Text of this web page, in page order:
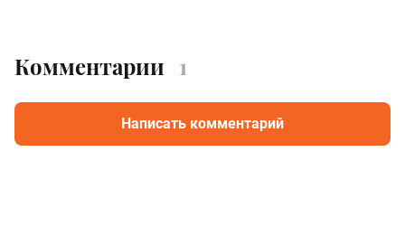
Комментарии 1
Написать комментарий